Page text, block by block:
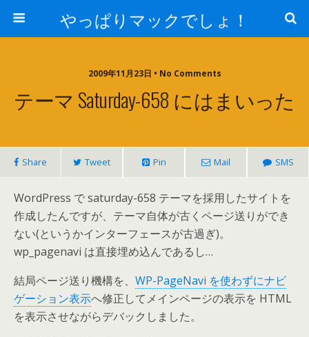
やっぱりマックでしょ！
2009年11月23日 • No Comments
テーマ Saturday-658 にはまいった
Share Tweet Pin Mail SMS
WordPress で saturday-658 テーマを採用したサイトを
作成したんですが、テーマ自体が古くページ送りができ
ない(というかインターフェースが古過ぎ)。
wp_pagenavi は直接埋め込んであるし…
結局ページ送り機構を、 WP-PageNavi を使わずにナビ
ゲーション表示へ修正してメインページの表示を HTML
を表示させながらデバックしました。